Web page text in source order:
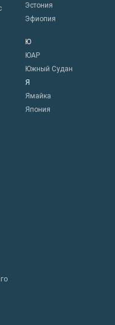
Эстония
Эфиопия
Ю
ЮАР
Южный Судан
Я
Ямайка
Япония